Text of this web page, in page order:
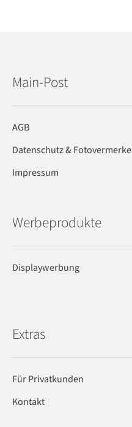
Main-Post
AGB
Datenschutz & Fotovermerke
Impressum
Werbeprodukte
Displaywerbung
Extras
Für Privatkunden
Kontakt